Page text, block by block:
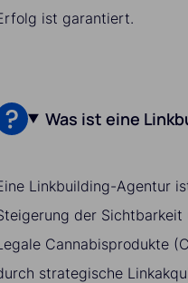
ist garantiert.
Was ist eine
Linkbuilding-Agentur
der
Cannabisprodukte
strategische